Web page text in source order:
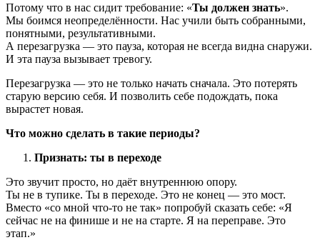
Потому что в нас сидит требование: «Ты должен знать».
Мы боимся неопределённости. Нас учили быть собранными,
понятными, результативными.
А перезагрузка — это пауза, которая не всегда видна снаружи.
И эта пауза вызывает тревогу.
Перезагрузка — это не только начать сначала. Это потерять
старую версию себя. И позволить себе подождать, пока
вырастет новая.
Что можно сделать в такие периоды?
Признать: ты в переходе
Это звучит просто, но даёт внутреннюю опору.
Ты не в тупике. Ты в переходе. Это не конец — это мост.
Вместо «со мной что-то не так» попробуй сказать себе: «Я
сейчас не на финише и не на старте. Я на переправе. Это
этап.»